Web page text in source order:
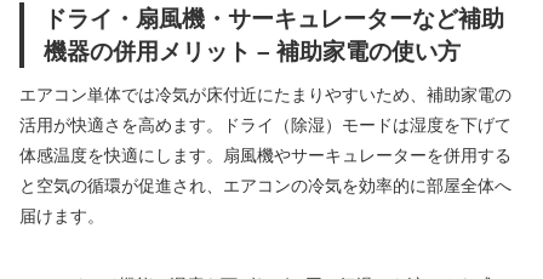
ドライ・扇風機・サーキュレーターなど補助
機器の併用メリット – 補助家電の使い方
エアコン単体では冷気が床付近にたまりやすいため、補助家電の
活用が快適さを高めます。ドライ（除湿）モードは湿度を下げて
体感温度を快適にします。扇風機やサーキュレーターを併用する
と空気の循環が促進され、エアコンの冷気を効率的に部屋全体へ
届けます。